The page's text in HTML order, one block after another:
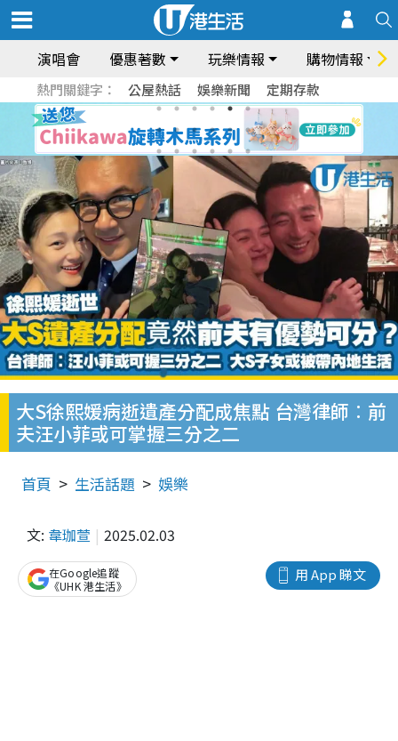
演唱會 優惠著數 玩樂情報 購物情報
熱門關鍵字： 公屋熱話 娛樂新聞 定期存款
大S徐熙媛病逝遺產分配成焦點 台灣律師︰前
夫汪小菲或可掌握三分之二
首頁 生活話題 娛樂
文: 韋珈萱 2025.02.03
用 App 睇文
在Google追蹤
《UHK 港生活》